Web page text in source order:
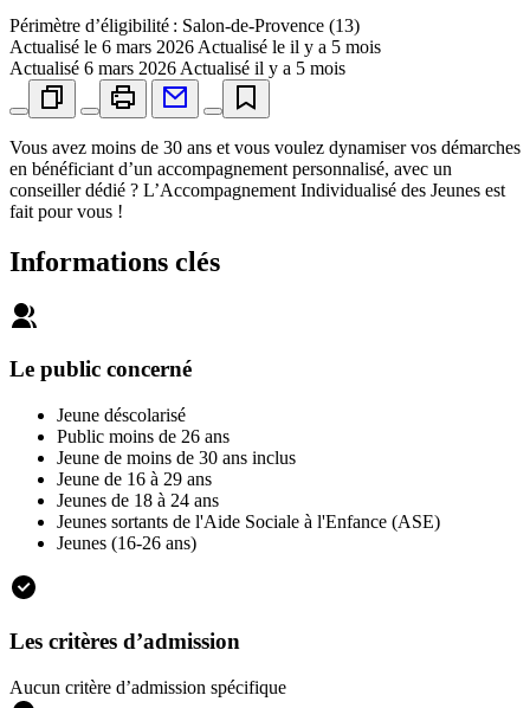
Périmètre d’éligibilité : Salon-de-Provence (13)
Actualisé le 6 mars 2026 Actualisé le il y a 5 mois
Actualisé 6 mars 2026 Actualisé il y a 5 mois
Vous avez moins de 30 ans et vous voulez dynamiser vos démarches
en bénéficiant d’un accompagnement personnalisé, avec un
conseiller dédié ? L’Accompagnement Individualisé des Jeunes est
fait pour vous !
Informations clés
Le public concerné
Jeune déscolarisé
Public moins de 26 ans
Jeune de moins de 30 ans inclus
Jeune de 16 à 29 ans
Jeunes de 18 à 24 ans
Jeunes sortants de l'Aide Sociale à l'Enfance (ASE)
Jeunes (16-26 ans)
Les critères d’admission
Aucun critère d’admission spécifique